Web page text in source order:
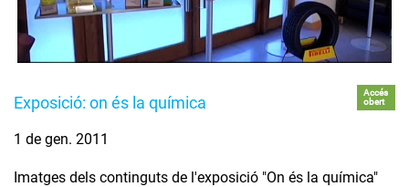
Exposició: on és la química
Accés
obert
1 de gen. 2011
Imatges dels continguts de l'exposició "On és la química"